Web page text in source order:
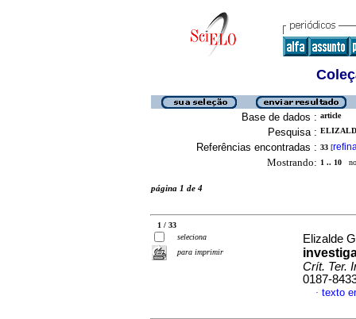
Base de dados : article
Pesquisa :
Referências encontradas : 33 [
Mostrando: 1 .. 10
página 1 de 4
1 / 33
seleciona
para imprimir
Elizalde
Crít. Ter.
0187-
· texto